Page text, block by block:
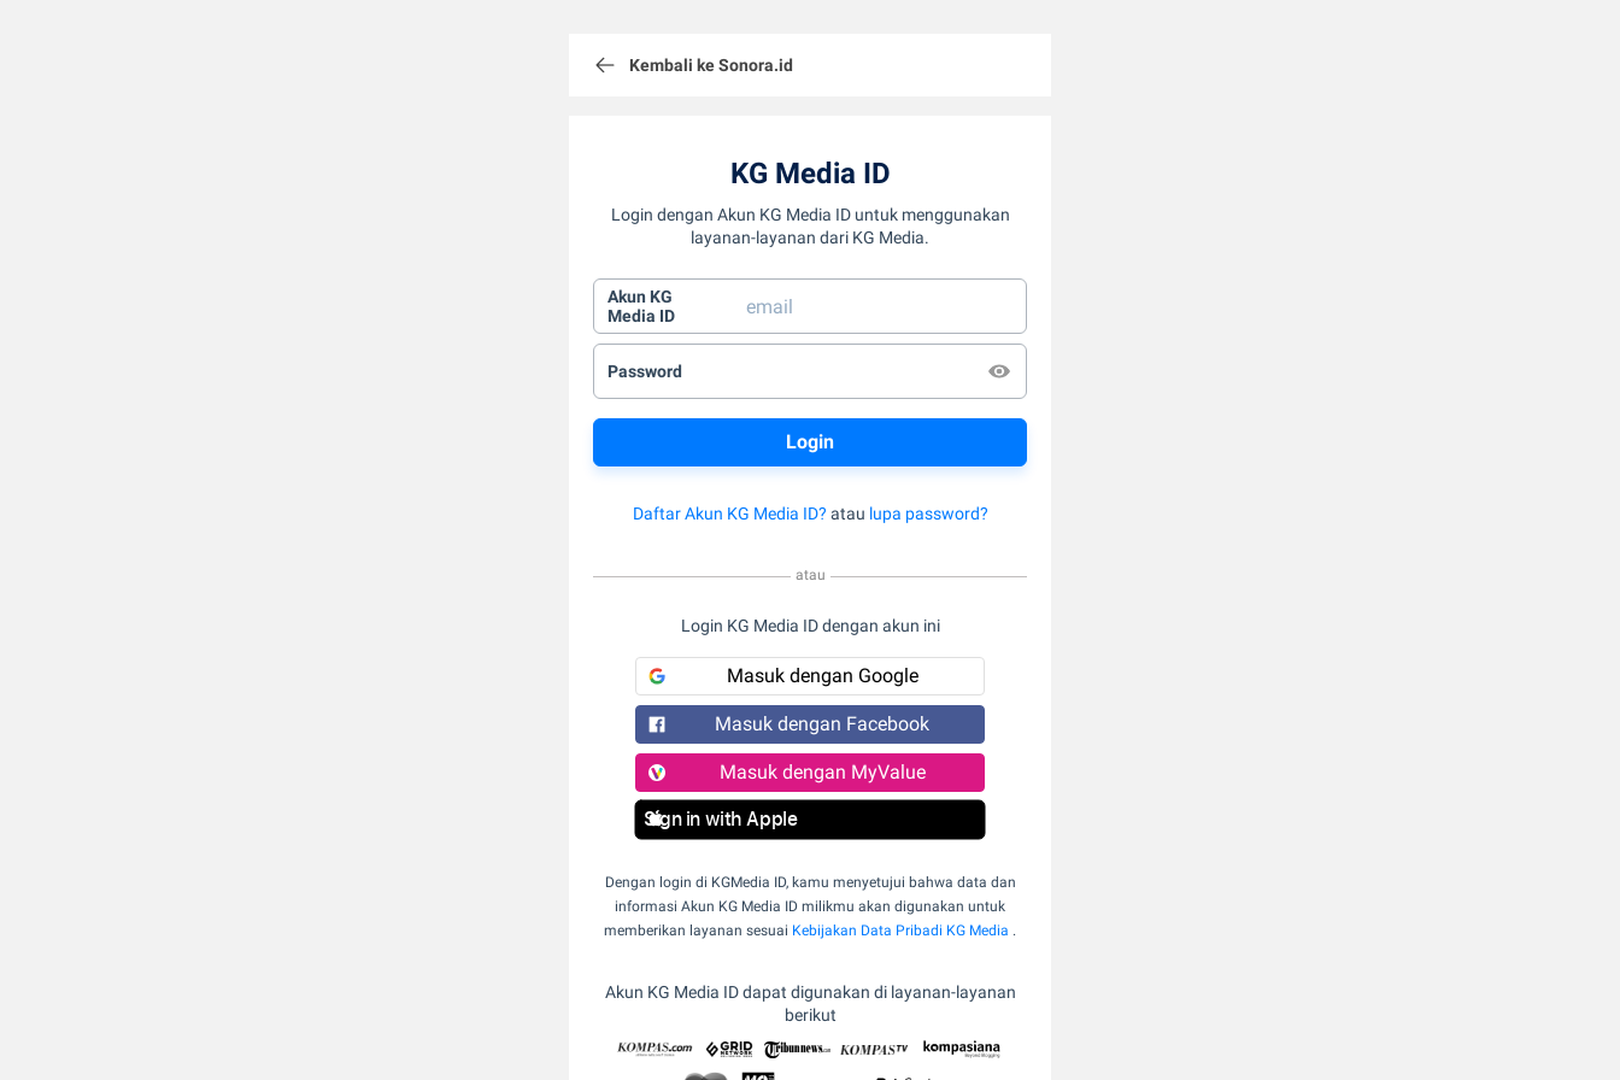
Kembali ke Sonora.id
KG Media ID
Login dengan Akun KG Media ID untuk menggunakan
layanan-layanan dari KG Media.
Akun KG
Media ID
Password
Daftar Akun KG Media ID? atau lupa password?
atau
Login KG Media ID dengan akun ini
Masuk dengan Google
Masuk dengan Facebook
Masuk dengan MyValue
Sign in with Apple
Dengan login di KGMedia ID, kamu menyetujui bahwa data dan
informasi Akun KG Media ID milikmu akan digunakan untuk
memberikan layanan sesuai Kebijakan Data Pribadi KG Media .
Akun KG Media ID dapat digunakan di layanan-layanan
berikut